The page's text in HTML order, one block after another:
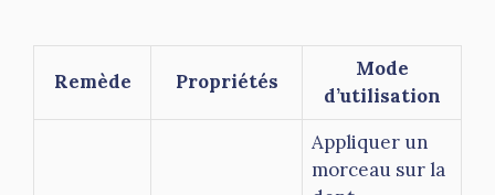
Remède Propriétés
Mode
d’utilisation
Appliquer un
morceau sur la